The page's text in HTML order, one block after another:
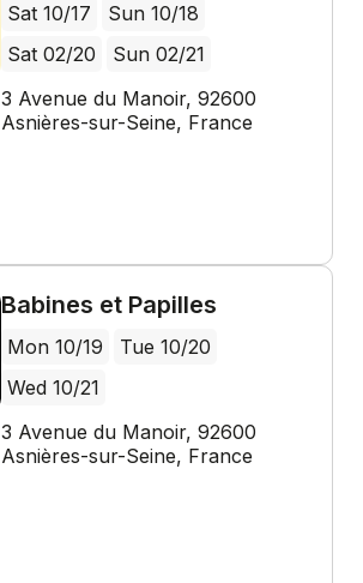
Sat 10/17
Sun 10/18
Sat 02/20
Sun 02/21
3 Avenue du Manoir, 92600
Asnières-sur-Seine, France
Babines et Papilles
Mon 10/19
Tue 10/20
Wed 10/21
3 Avenue du Manoir, 92600
Asnières-sur-Seine, France